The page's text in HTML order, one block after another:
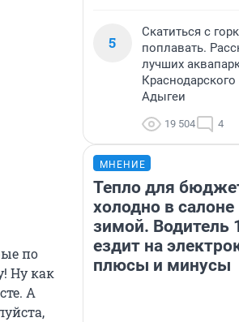
по
Ну как
А
5
Скатиться с
поплавать.
лучших
Краснодарского
Адыгеи
19 504 4
МНЕНИЕ
Тепло для
холодно в салоне
зимой. Водитель
ездит на
плюсы и минусы